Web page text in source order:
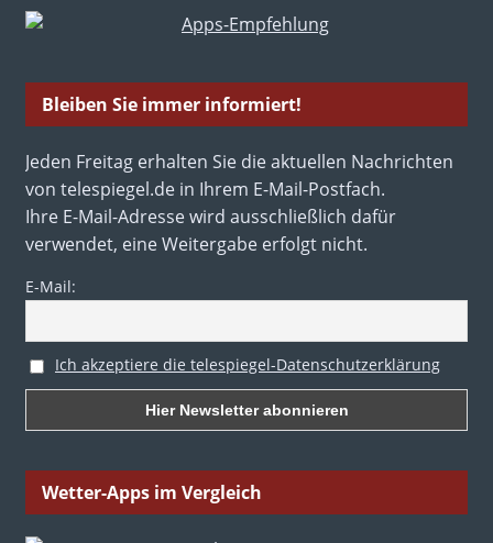
Bleiben Sie immer informiert!
Jeden Freitag erhalten Sie die aktuellen Nachrichten
von telespiegel.de in Ihrem E-Mail-Postfach.
Ihre E-Mail-Adresse wird ausschließlich dafür
verwendet, eine Weitergabe erfolgt nicht.
E-Mail:
Ich akzeptiere die telespiegel-Datenschutzerklärung
Wetter-Apps im Vergleich